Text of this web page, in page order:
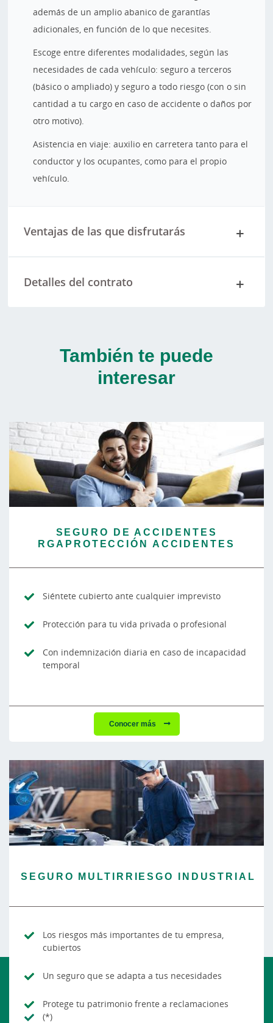
además de un amplio abanico de garantías
adicionales, en función de lo que necesites.
Escoge entre diferentes modalidades, según las
necesidades de cada vehículo: seguro a terceros
(básico o ampliado) y seguro a todo riesgo (con o sin
cantidad a tu cargo en caso de accidente o daños por
otro motivo).
Asistencia en viaje: auxilio en carretera tanto para el
conductor y los ocupantes, como para el propio
vehículo.
Ventajas de las que disfrutarás
Detalles del contrato
También te puede
interesar
SEGURO DE ACCIDENTES
RGAPROTECCIÓN ACCIDENTES
Siéntete cubierto ante cualquier imprevisto
Protección para tu vida privada o profesional
Con indemnización diaria en caso de incapacidad
temporal
Conocer más
SEGURO MULTIRRIESGO INDUSTRIAL
Los riesgos más importantes de tu empresa,
cubiertos
Un seguro que se adapta a tus necesidades
Protege tu patrimonio frente a reclamaciones
(*)